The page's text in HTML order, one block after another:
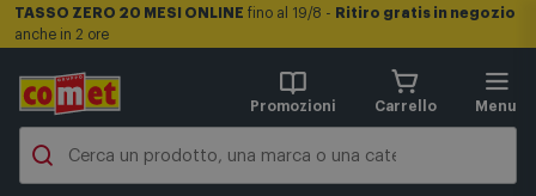
TASSO ZERO 20 MESI ONLINE fino al 19/8 - Ritiro gratis in negozio
anche in 2 ore
Promozioni Carrello Menu